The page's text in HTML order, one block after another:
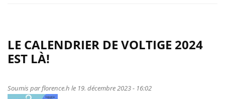
LE CALENDRIER DE VOLTIGE 2024
EST LÀ!
Soumis parflorence.h le 19. décembre 2023 - 16:02